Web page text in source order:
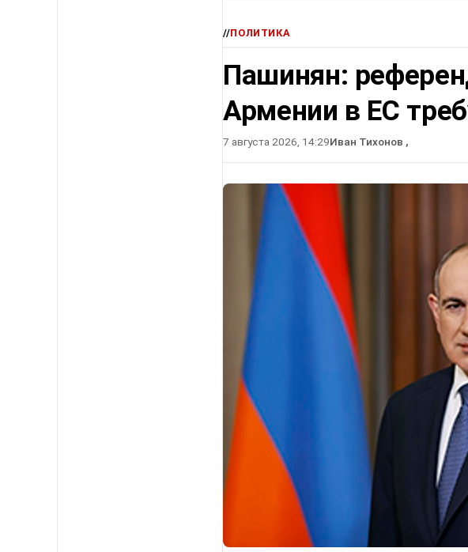
//ПОЛИТИКА
Пашинян:
Армении в ЕС
7 августа 2026, 14:29Иван Тихонов ,